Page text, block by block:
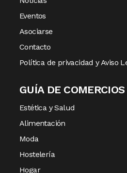
Eventos
Asociarse
Contacto
Política de privacidad y Aviso
GUÍA DE COMERCIOS
Estética y Salud
Alimentación
Moda
Hostelería
Hogar